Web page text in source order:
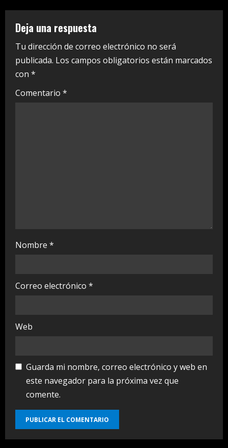
u
e
R
e
Deja una respuesta
Tu dirección de correo electrónico no será
publicada. Los campos obligatorios están marcados
con *
Comentario *
Nombre *
Correo electrónico *
Web
Guarda mi nombre, correo electrónico y web en
este navegador para la próxima vez que
comente.